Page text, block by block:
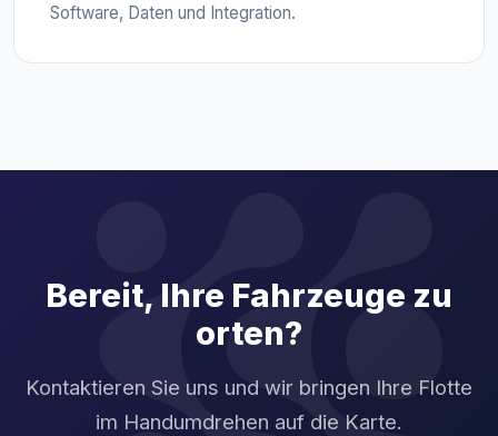
Software, Daten und Integration.
Bereit, Ihre Fahrzeuge zu
orten?
Kontaktieren Sie uns und wir bringen Ihre Flotte
im Handumdrehen auf die Karte.